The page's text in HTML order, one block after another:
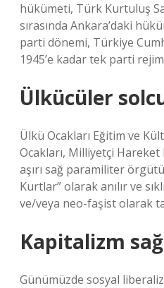
hükümeti, Türk Kurtuluş
sırasında Ankara’daki
parti dönemi, Türkiye
1945’e kadar tek parti
Ülkücüler
Ülkü Ocakları Eğitim ve
Ocakları, Milliyetçi
aşırı sağ paramiliter
Kurtlar” olarak anılır ve
ve/veya neo-faşist olarak
Kapitalizm
Günümüzde sosyal